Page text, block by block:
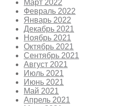
Март 2022
Февраль 2022
Январь 2022
Декабрь 2021
Ноябрь 2021
Октябрь 2021
Сентябрь 2021
Август 2021
Июль 2021
Июнь 2021
Май 2021
Апрель 2021